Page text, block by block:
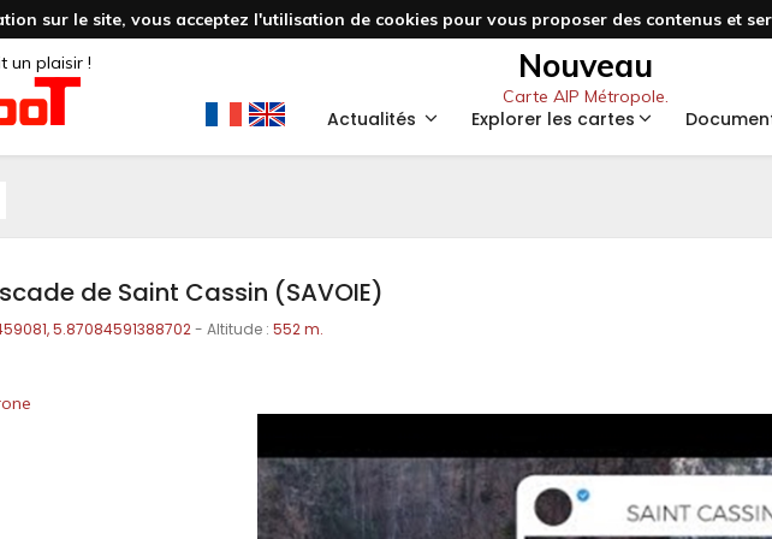
sur le site, vous acceptez l'utilisation de cookies pour vous proposer des contenus et
un plaisir !
Nouveau
Carte AIP Métropole.
Actualités Explorer les cartes
de Saint Cassin (SAVOIE)
5.87084591388702- Altitude : 552 m.